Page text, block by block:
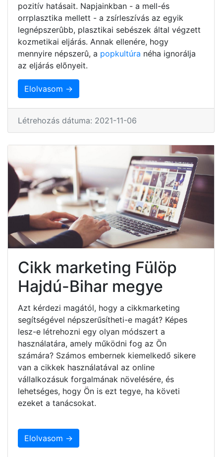
pozitív hatásait. Napjainkban - a mell-és
orrplasztika mellett - a zsírleszívás az egyik
legnépszerûbb, plasztikai sebészek által végzett
kozmetikai eljárás. Annak ellenére, hogy
mennyire népszerû, a popkultúra néha ignorálja
az eljárás elõnyeit.
Elolvasom →
Létrehozás dátuma: 2021-11-06
Cikk marketing Fülöp
Hajdú-Bihar megye
Azt kérdezi magától, hogy a cikkmarketing
segítségével népszerűsítheti-e magát? Képes
lesz-e létrehozni egy olyan módszert a
használatára, amely működni fog az Ön
számára? Számos embernek kiemelkedő sikere
van a cikkek használatával az online
vállalkozásuk forgalmának növelésére, és
lehetséges, hogy Ön is ezt tegye, ha követi
ezeket a tanácsokat.
Elolvasom →